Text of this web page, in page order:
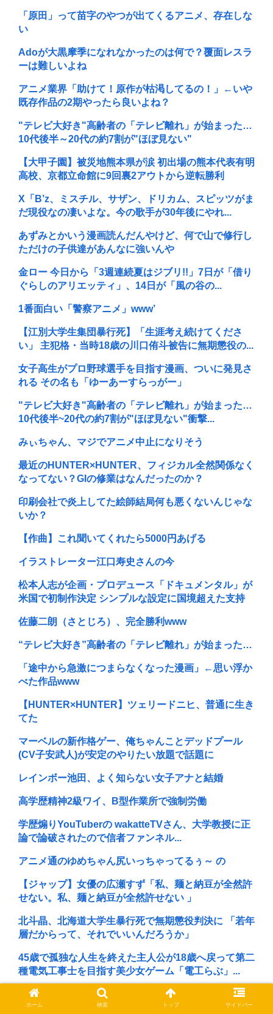
「原田」って苗字のやつが出てくるアニメ、存在しな
い
Adoが大黒摩季になれなかったのは何で？覆面レスラ
ーは難しいよね
アニメ業界「助けて！原作が枯渇してるの！」←いや
既存作品の2期やったら良いよね？
"テレビ大好き"高齢者の「テレビ離れ」が始まった…
10代後半～20代の約7割が"ほぼ見ない"
【大甲子園】被災地熊本県が涙 初出場の熊本代表有明
高校、京都立命館に9回裏2アウトから逆転勝利
X「B’z、ミスチル、サザン、ドリカム、スピッツがま
だ現役なの凄いよな。今の歌手が30年後にやれ...
あずみとかいう漫画読んだんやけど、何で山で修行し
ただけの子供達があんなに強いんや
金ロー 今日から「3週連続夏はジブリ!!」7日が「借り
ぐらしのアリエッティ」、14日が「風の谷の...
1番面白い「警察アニメ」www’
【江別大学生集団暴行死】「生涯考え続けてくださ
い」 主犯格・当時18歳の川口侑斗被告に無期懲役の...
女子高生がプロ野球選手を目指す漫画、ついに発見さ
れる その名も「ゆーあーすらっがー」
"テレビ大好き"高齢者の「テレビ離れ」が始まった…
10代後半~20代の約7割が"ほぼ見ない"衝撃...
みぃちゃん、マジでアニメ中止になりそう
最近のHUNTER×HUNTER、フィジカル全然関係なく
なってない？GIの修業はなんだったのか？
印刷会社で炎上してた絵師結局何も悪くないんじゃな
いか？
【作曲】これ聞いてくれたら5000円あげる
イラストレーター江口寿史さんの今
松本人志が企画・プロデュース「ドキュメンタル」が
米国で初制作決定 シンプルな設定に国境超えた支持
佐藤二朗（さとじろ）、完全勝利www
“テレビ大好き”高齢者の「テレビ離れ」が始まった…
「途中から急激につまらなくなった漫画」←思い浮か
べた作品www
【HUNTER×HUNTER】ツェリードニヒ、普通に生き
てた
マーベルの新作格ゲー、俺ちゃんことデッドプール
(CV子安武人)が安定のやりたい放題で話題に
レインボー池田、よく知らない女子アナと結婚
高学歴精神2級ワイ、B型作業所で強制労働
学歴煽りYouTuberの wakatteTVさん、大学教授に正
論で論破されたので信者ファンネル...
アニメ通のゆめちゃん尻いっちゃってるぅ～ の
【ジャップ】女優の広瀬すず「私、麺と納豆が全然許
せない。私、麺と納豆が全然許せない 」
北斗晶、北海道大学生暴行死で無期懲役判決に 「若年
層だからって、それでいいんだろうか」
45歳で孤独な人生を終えた主人公が18歳へ戻って第二
種電気工事士を目指す美少女ゲーム「電工らぶ」...
ホームページに「六四天安門」って書いた東大教授
は、何がいけないんだ？
ホーム 検索 トップ サイドバー